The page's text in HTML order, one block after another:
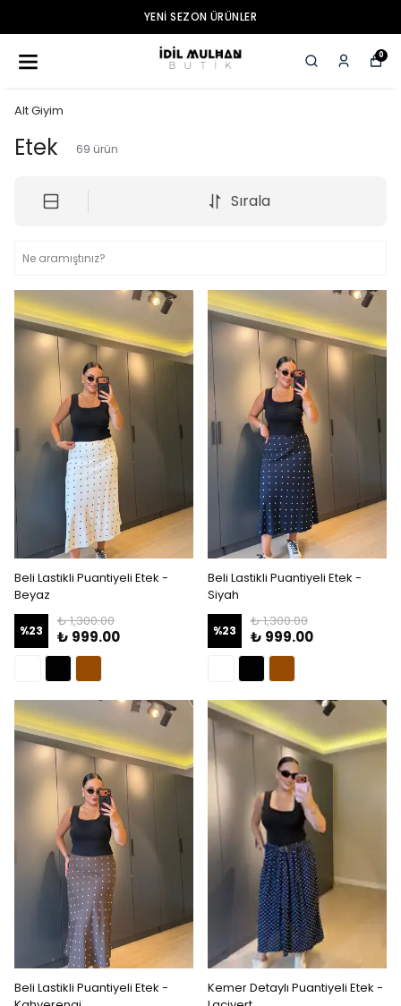
YENI SEZON ÜRÜNLER
0
Alt Giyim
Etek 69 ürün
Sırala
Beli Lastikli Puantiyeli Etek -
Beyaz
%23
₺ 1,300.00
₺ 999.00
Beli Lastikli Puantiyeli Etek -
Siyah
%23
₺ 1,300.00
₺ 999.00
Beli Lastikli Puantiyeli Etek -
Kemer Detaylı Puantiyeli Etek -